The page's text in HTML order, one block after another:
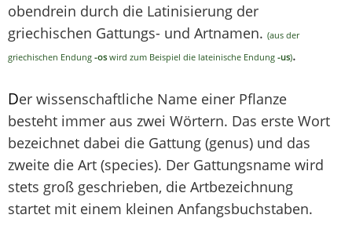
obendrein durch die Latinisierung der
griechischen Gattungs- und Artnamen. (aus der
griechischen Endung -os wird zum Beispiel die lateinische Endung -us).
Der wissenschaftliche Name einer Pflanze
besteht immer aus zwei Wörtern. Das erste Wort
bezeichnet dabei die Gattung (genus) und das
zweite die Art (species). Der Gattungsname wird
stets groß geschrieben, die Artbezeichnung
startet mit einem kleinen Anfangsbuchstaben.